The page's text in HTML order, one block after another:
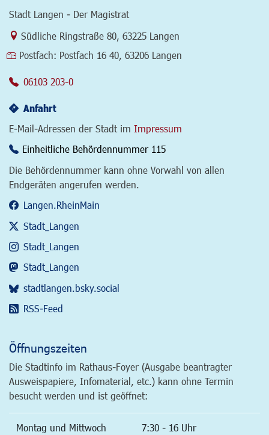
Stadt Langen - Der Magistrat
Link zur Google-Maps Navigation
Südliche Ringstraße 80 63225 Langen
Postfach: Postfach 16 40, 63206 Langen
06103 203-0
Anfahrt
E-Mail-Adressen der Stadt im Impressum
Einheitliche Behördennummer 115
Die Behördennummer kann ohne Vorwahl von allen
Endgeräten angerufen werden.
Langen.RheinMain
Stadt_Langen
Stadt_Langen
Stadt_Langen
stadtlangen.bsky.social
RSS-Feed
Öffnungszeiten
Die Stadtinfo im Rathaus-Foyer (Ausgabe beantragter
Ausweispapiere, Infomaterial, etc.) kann ohne Termin
besucht werden und ist geöffnet:
Montag und Mittwoch 7:30 - 16 Uhr